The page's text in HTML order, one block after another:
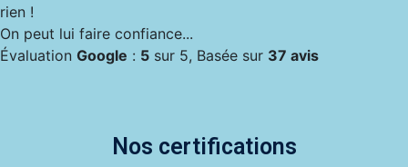
rien !
On peut lui faire confiance...
Évaluation Google : 5 sur 5, Basée sur 37 avis
Nos certifications